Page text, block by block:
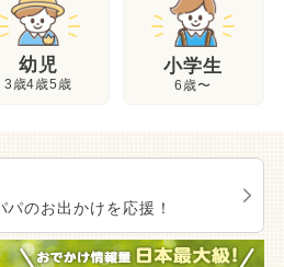
幼児
3歳4歳5歳
小学生
6歳〜
のお出かけを応援！